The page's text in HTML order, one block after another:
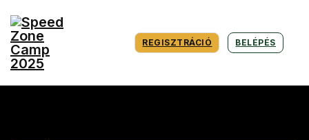
BELÉPÉS
REGISZTRÁCIÓ